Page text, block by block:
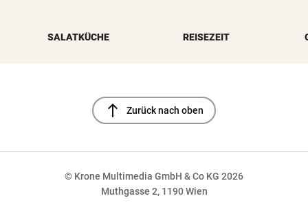
SALATKÜCHE REISEZEIT
north Zurück nach oben
© Krone Multimedia GmbH & Co KG 2026
Muthgasse 2, 1190 Wien